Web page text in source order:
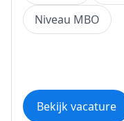
Niveau MBO
Bekijk vacature